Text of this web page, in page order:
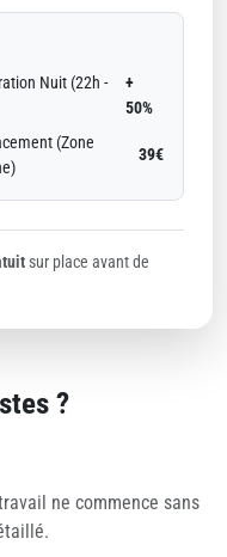
Nuit (22h -
+
50%
(Zone
39€
sur place avant de
?
ne commence sans